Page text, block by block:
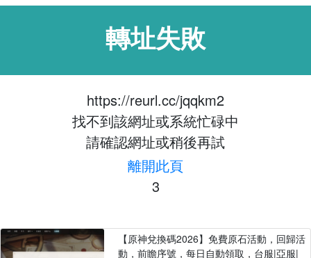
轉址失敗
https://reurl.cc/jqqkm2
找不到該網址或系統忙碌中
請確認網址或稍後再試
離開此頁
3
【原神兌換碼2026】免費原石活動，回歸活
動，前瞻序號，每日自動領取，台服|亞服|